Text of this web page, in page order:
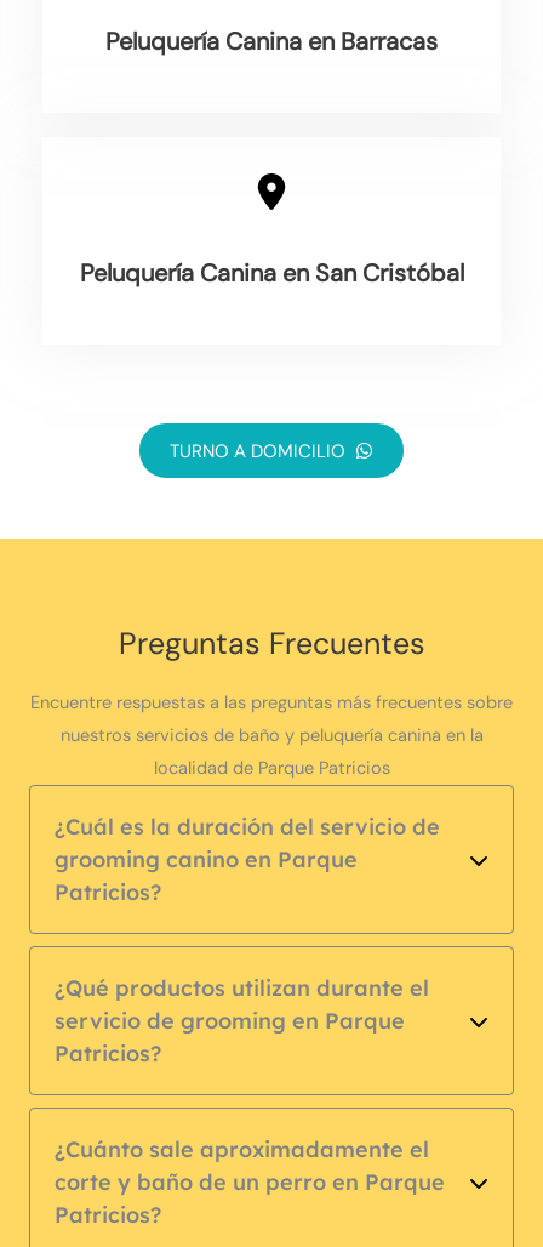
Peluquería Canina en Barracas
Peluquería Canina en San Cristóbal
TURNO A DOMICILIO
Preguntas Frecuentes
Encuentre respuestas a las preguntas más frecuentes sobre
nuestros servicios de baño y peluquería canina en la
localidad de Parque Patricios
¿Cuál es la duración del servicio de
grooming canino en Parque
Patricios?
¿Qué productos utilizan durante el
servicio de grooming en Parque
Patricios?
¿Cuánto sale aproximadamente el
corte y baño de un perro en Parque
Patricios?